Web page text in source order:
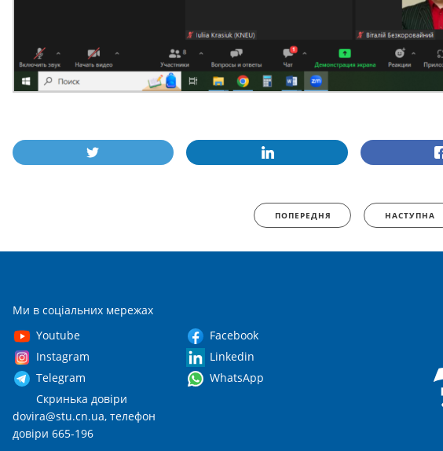
ПОПЕРЕДНЯ НАСТУПНА
Ми в соціальних мережах
Youtube
Facebook
Instagram
Linkedin
Telegram
WhatsApp
Скринька довіри
dovira@stu.cn.ua, телефон
довіри 665-196